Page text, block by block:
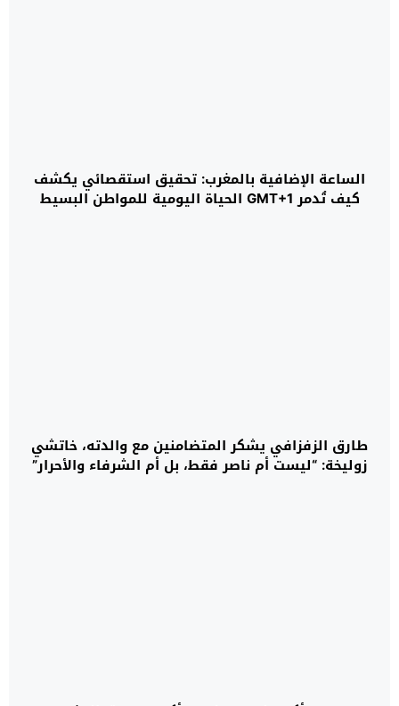
الساعة الإضافية بالمغرب: تحقيق استقصائي يكشف
كيف تُدمر GMT+1 الحياة اليومية للمواطن البسيط
طارق الزفزافي يشكر المتضامنين مع والدته، خاتشي
زوليخة: “ليست أم ناصر فقط، بل أم الشرفاء والأحرار”